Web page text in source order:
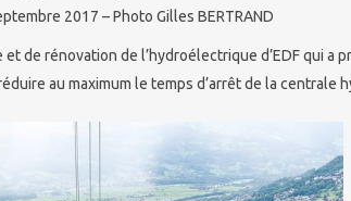
2017 – Photo Gilles BERTRAND
de rénovation de l’hydroélectrique d’EDF qui
au maximum le temps d’arrêt de la centrale